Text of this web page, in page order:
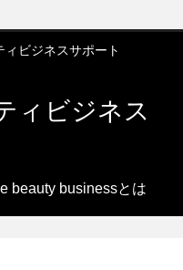
ビジネスサポート
ィビジネス
beauty businessとは